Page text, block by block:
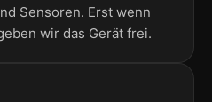
Sensoren. Erst wenn
wir das Gerät frei.